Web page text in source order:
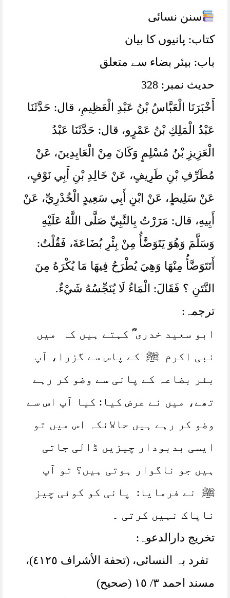
سنن نسائی
کتاب: پانیوں کا بیان
باب: بیئر بضاء سے متعلق
حدیث نمبر: 328
أَخْبَرَنَا الْعَبَّاسُ بْنُ عَبْدِ الْعَظِيمِ، ‏‏‏‏‏‏قال:‏‏‏‏ حَدَّثَنَا
عَبْدُ الْمَلِكِ بْنُ عَمْرٍو، ‏‏‏‏‏‏قال:‏‏‏‏ حَدَّثَنَا عَبْدُ
الْعَزِيزِ بْنُ مُسْلِمٍ وَكَانَ مِنْ الْعَابِدِينَ، ‏‏‏‏‏‏عَنْ
مُطَرِّفِ بْنِ طَرِيفٍ، ‏‏‏‏‏‏عَنْ خَالِدِ بْنِ أَبِي نَوْفٍ،
‏‏‏‏‏‏عَنْ سَلِيطٍ، ‏‏‏‏‏‏عَنْ ابْنِ أَبِي سَعِيدٍ الْخُدْرِيِّ، ‏‏‏‏‏‏عَنْ
أَبِيهِ، ‏‏‏‏‏‏قال:‏‏‏‏ مَرَرْتُ بِالنَّبِيِّ صَلَّى اللَّهُ عَلَيْهِ
وَسَلَّمَ وَهُوَ يَتَوَضَّأُ مِنْ بِئْرِ بُضَاعَةَ، ‏‏‏‏‏‏فَقُلْتُ:‏‏‏‏
أَتَتَوَضَّأُ مِنْهَا وَهِيَ يُطْرَحُ فِيهَا مَا يُكْرَهُ مِنَ
النَّتَنِ ؟ فَقَالَ:‏‏‏‏ الْمَاءُ لَا يُنَجِّسُهُ شَيْءٌ.
ترجمہ:
ابو سعید خدری ؓ کہتے ہیں کہ میں
نبی اکرم ﷺ کے پاس سے گزرا، آپ
بئر بضاعہ کے پانی سے وضو کر رہے
تھے، میں نے عرض کیا: کیا آپ اس سے
وضو کر رہے ہیں حالانکہ اس میں تو
ایسی بدبودار چیزیں ڈالی جاتی
ہیں جو ناگوار ہوتی ہیں؟ تو آپ
ﷺ نے فرمایا: پانی کو کوئی چیز
ناپاک نہیں کرتی ۔
تخریج دارالدعوہ:
تفرد بہ النسائی، (تحفة الأشراف ٤١٢٥)،
مسند احمد ٣/ ١٥ (صحیح)